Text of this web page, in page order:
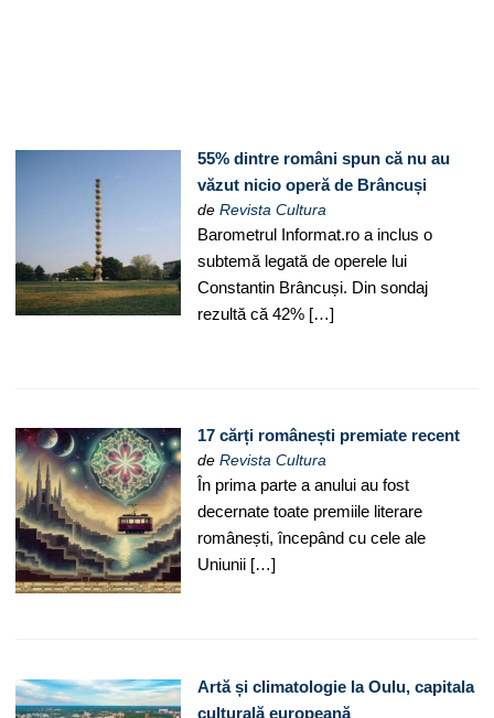
55% dintre români spun că nu au
văzut nicio operă de Brâncuși
deRevista Cultura
Barometrul Informat.ro a inclus o
subtemă legată de operele lui
Constantin Brâncuși. Din sondaj
rezultă că 42% […]
17 cărți românești premiate recent
deRevista Cultura
În prima parte a anului au fost
decernate toate premiile literare
românești, începând cu cele ale
Uniunii […]
Artă și climatologie la Oulu, capitala
culturală europeană